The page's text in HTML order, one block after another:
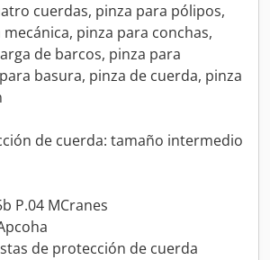
cuerdas, pinza para pólipos,
pinza para conchas,
de barcos, pinza para
basura, pinza de cuerda, pinza
de cuerda: tamaño intermedio
P.04 MCranes
de protección de cuerda